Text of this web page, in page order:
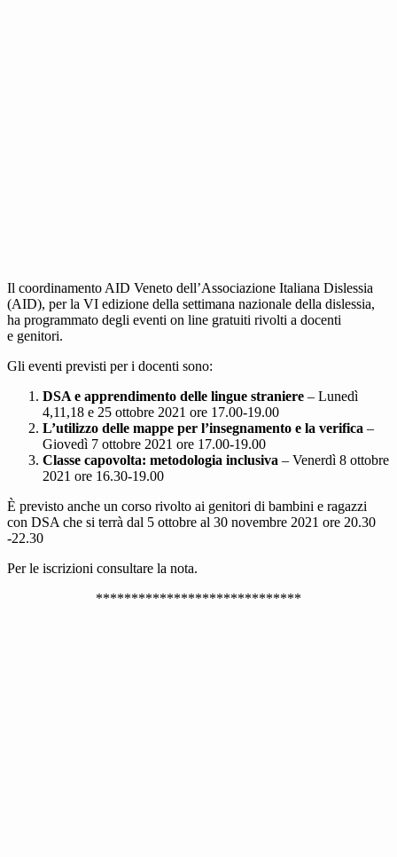
Il coordinamento AID Veneto dell’Associazione Italiana Dislessia
(AID), per la VI edizione della settimana nazionale della dislessia,
ha programmato degli eventi on line gratuiti rivolti a docenti
e genitori.
Gli eventi previsti per i docenti sono:
DSA e apprendimento delle lingue straniere – Lunedì
4,11,18 e 25 ottobre 2021 ore 17.00-19.00
L’utilizzo delle mappe per l’insegnamento e la verifica –
Giovedì 7 ottobre 2021 ore 17.00-19.00
Classe capovolta: metodologia inclusiva – Venerdì 8 ottobre
2021 ore 16.30-19.00
È previsto anche un corso rivolto ai genitori di bambini e ragazzi
con DSA che si terrà dal 5 ottobre al 30 novembre 2021 ore 20.30
-22.30
Per le iscrizioni consultare la nota.
*****************************